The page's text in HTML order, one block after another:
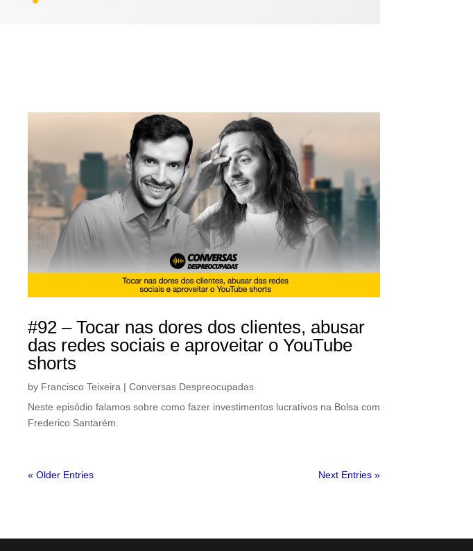
#92 – Tocar nas dores dos clientes, abusar
das redes sociais e aproveitar o YouTube
shorts
by Francisco Teixeira | Conversas Despreocupadas
Neste episódio falamos sobre como fazer investimentos lucrativos na Bolsa com
Frederico Santarém.
« Older Entries Next Entries »